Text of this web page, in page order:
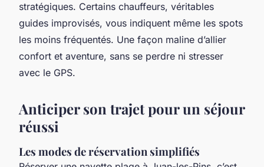
stratégiques. Certains chauffeurs, véritables
guides improvisés, vous indiquent même les spots
les moins fréquentés. Une façon maline d’allier
confort et aventure, sans se perdre ni stresser
avec le GPS.
Anticiper son trajet pour un séjour
réussi
Les modes de réservation simplifiés